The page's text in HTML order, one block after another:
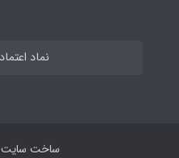
نماد
ساخت